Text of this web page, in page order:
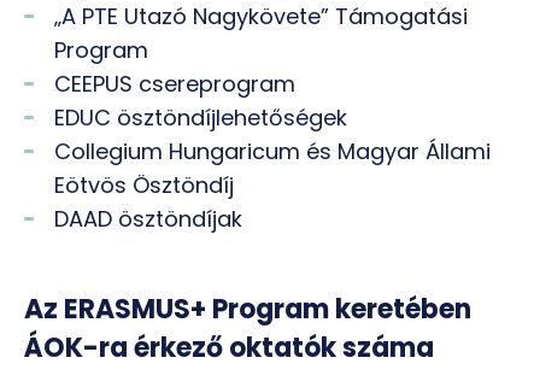
„A PTE Utazó Nagykövete” Támogatási
Program
CEEPUS csereprogram
EDUC ösztöndíjlehetőségek
Collegium Hungaricum és Magyar Állami
Eötvös Ösztöndíj
DAAD ösztöndíjak
Az ERASMUS+ Program keretében
ÁOK-ra érkező oktatók száma